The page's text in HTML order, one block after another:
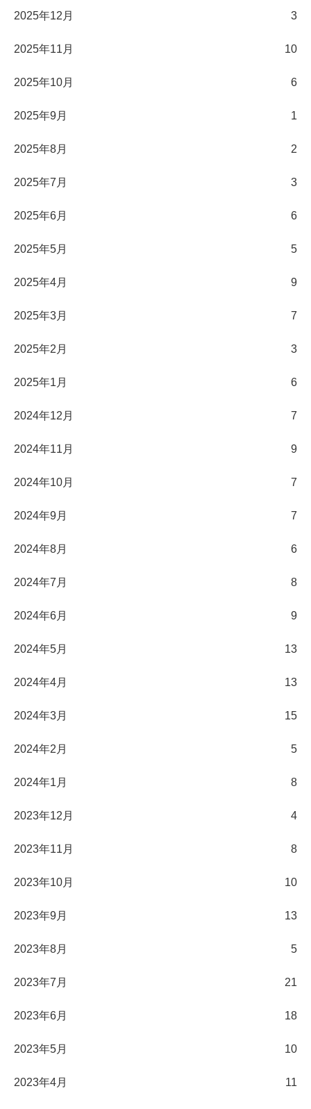
2025年12月 3
2025年11月 10
2025年10月 6
2025年9月 1
2025年8月 2
2025年7月 3
2025年6月 6
2025年5月 5
2025年4月 9
2025年3月 7
2025年2月 3
2025年1月 6
2024年12月 7
2024年11月 9
2024年10月 7
2024年9月 7
2024年8月 6
2024年7月 8
2024年6月 9
2024年5月 13
2024年4月 13
2024年3月 15
2024年2月 5
2024年1月 8
2023年12月 4
2023年11月 8
2023年10月 10
2023年9月 13
2023年8月 5
2023年7月 21
2023年6月 18
2023年5月 10
2023年4月 11